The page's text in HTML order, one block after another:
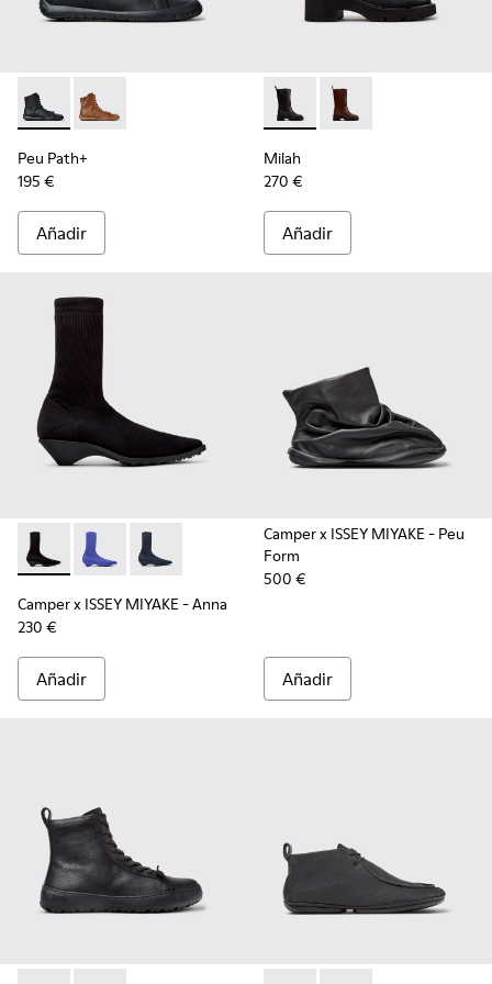
Peu Path+ - K400861-001 - Botines de piel negros para
Peu Path+ - K400861-003
Peu Path+
195 €
Añadir
Milah - K400843-001 -
Milah - K400843-002
Milah
270 €
Añadir
Camper x ISSEY MIYAKE - Anna - K400865-005 - Botines
Camper x ISSEY MIYAKE - Anna - K400865-004
Camper x ISSEY MIYAKE - Anna - K400865-
Camper x ISSEY MIYAKE - Anna
230 €
Añadir
Camper x ISSEY MIYAKE - Peu
Form
500 €
Añadir